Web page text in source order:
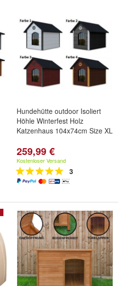
Hundehütte outdoor Isoliert
Höhle Winterfest Holz
Katzenhaus 104x74cm Size XL
259,99 €
Kostenloser Versand
3